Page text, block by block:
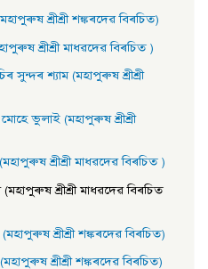
শ্ৰীশ্ৰী শঙ্কৰদেৱ বিৰচিত)
শ্ৰীশ্ৰী মাধৱদেৱ বিৰচিত )
শ্যাম (মহাপুৰুষ শ্ৰীশ্ৰী
ভুলাই (মহাপুৰুষ শ্ৰীশ্ৰী
শ্ৰীশ্ৰী মাধৱদেৱ বিৰচিত )
শ্ৰীশ্ৰী মাধৱদেৱ বিৰচিত
শ্ৰীশ্ৰী শঙ্কৰদেৱ বিৰচিত)
শ্ৰীশ্ৰী শঙ্কৰদেৱ বিৰচিত)